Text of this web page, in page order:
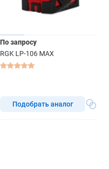
По запросу
RGK LP-106 MAX
Подобрать аналог